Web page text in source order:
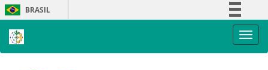
Skip
navigation
BRASIL